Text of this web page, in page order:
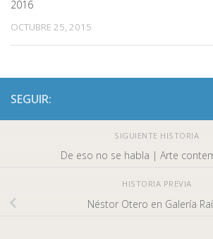
2016
OCTUBRE 25, 2015
SEGUIR:
SIGUIENTE HISTORIA
De eso no se habla | Arte
HISTORIA PREVIA
Néstor Otero en Galería